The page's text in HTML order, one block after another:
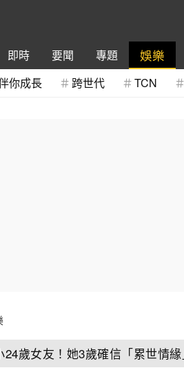
即時 要聞 專題 娛樂
你成長 跨世代 TCN
歲女友！她3歲確信「累世情